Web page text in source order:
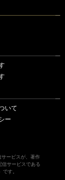
いて
ー
ービスが、著作
信サービスである
す。